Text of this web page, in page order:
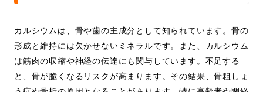
カルシウムは、骨や歯の主成分として知られています。骨の
形成と維持には欠かせないミネラルです。また、カルシウム
は筋肉の収縮や神経の伝達にも関与しています。不足する
と、骨が脆くなるリスクが高まります。その結果、骨粗しょ